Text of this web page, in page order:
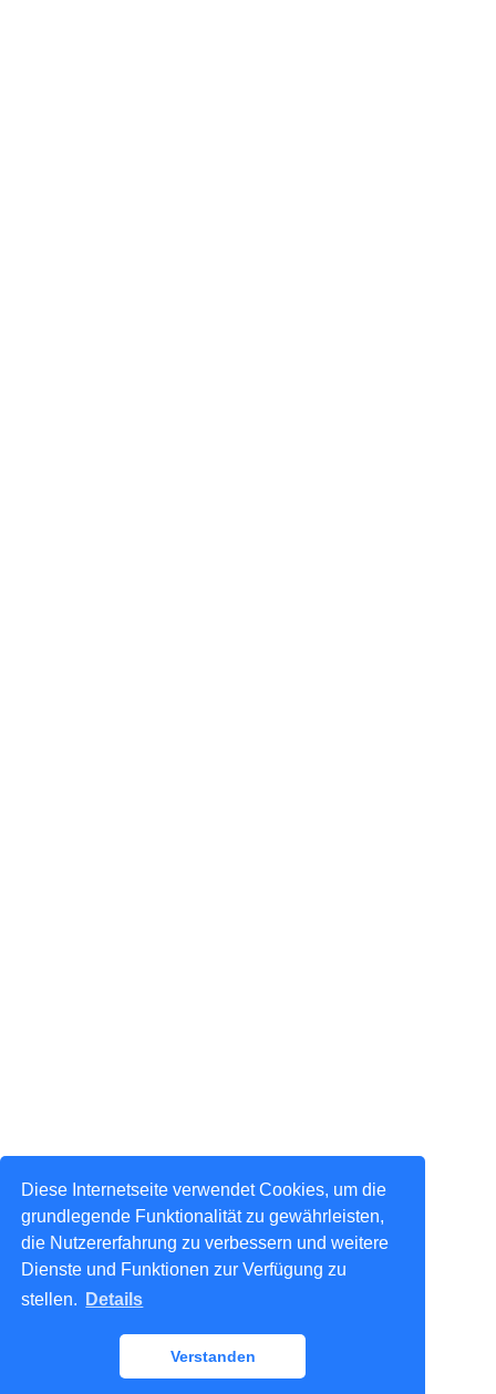
Diese Internetseite verwendet Cookies, um die
grundlegende Funktionalität zu gewährleisten,
die Nutzererfahrung zu verbessern und weitere
Dienste und Funktionen zur Verfügung zu
stellen.
Details
Verstanden